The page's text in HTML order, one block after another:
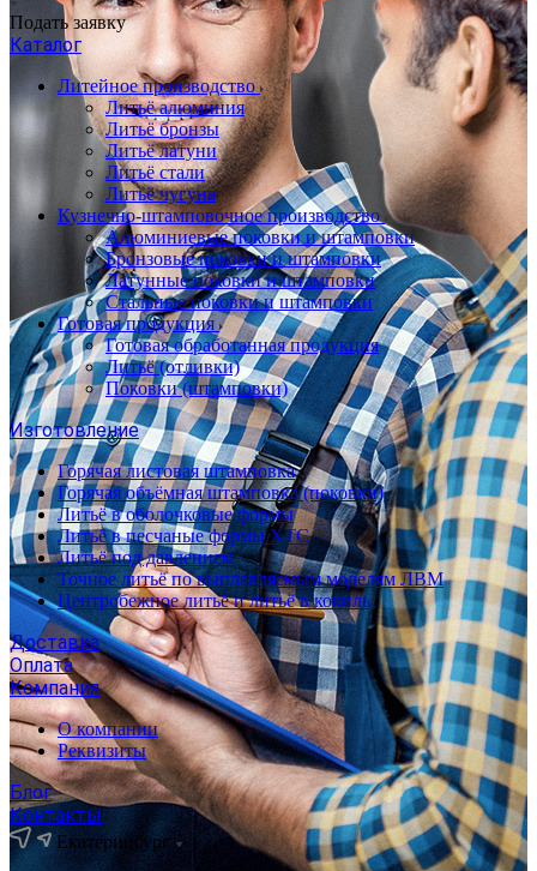
Подать заявку
Каталог
Литейное производство
Литьё алюминия
Литьё бронзы
Литьё латуни
Литьё стали
Литьё чугуна
Кузнечно-штамповочное производство
Алюминиевые поковки и штамповки
Бронзовые поковки и штамповки
Латунные поковки и штамповки
Стальные поковки и штамповки
Готовая продукция
Готовая обработанная продукция
Литьё (отливки)
Поковки (штамповки)
Изготовление
Горячая листовая штамповка
Горячая объёмная штамповка (поковки)
Литьё в оболочковые формы
Литьё в песчаные формы ХТС
Литьё под давлением
Точное литьё по выплавляемым моделям ЛВМ
Центробежное литьё и литьё в кокиль
Доставка
Оплата
Компания
О компании
Реквизиты
Блог
Контакты
Екатеринбург